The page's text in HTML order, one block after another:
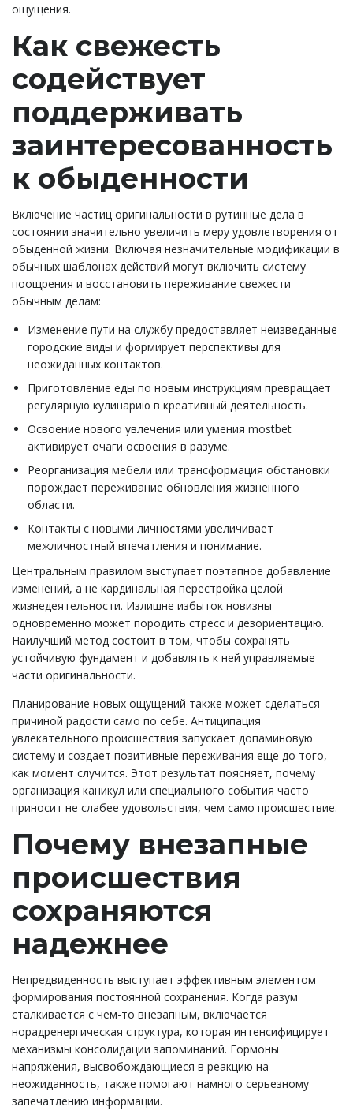
ощущения.
Как свежесть
содействует
поддерживать
заинтересованность
к обыденности
Включение частиц оригинальности в рутинные дела в
состоянии значительно увеличить меру удовлетворения от
обыденной жизни. Включая незначительные модификации в
обычных шаблонах действий могут включить систему
поощрения и восстановить переживание свежести
обычным делам:
Изменение пути на службу предоставляет неизведанные
городские виды и формирует перспективы для
неожиданных контактов.
Приготовление еды по новым инструкциям превращает
регулярную кулинарию в креативный деятельность.
Освоение нового увлечения или умения mostbet
активирует очаги освоения в разуме.
Реорганизация мебели или трансформация обстановки
порождает переживание обновления жизненного
области.
Контакты с новыми личностями увеличивает
межличностный впечатления и понимание.
Центральным правилом выступает поэтапное добавление
изменений, а не кардинальная перестройка целой
жизнедеятельности. Излишне избыток новизны
одновременно может породить стресс и дезориентацию.
Наилучший метод состоит в том, чтобы сохранять
устойчивую фундамент и добавлять к ней управляемые
части оригинальности.
Планирование новых ощущений также может сделаться
причиной радости само по себе. Антиципация
увлекательного происшествия запускает допаминовую
систему и создает позитивные переживания еще до того,
как момент случится. Этот результат поясняет, почему
организация каникул или специального события часто
приносит не слабее удовольствия, чем само происшествие.
Почему внезапные
происшествия
сохраняются
надежнее
Непредвиденность выступает эффективным элементом
формирования постоянной сохранения. Когда разум
сталкивается с чем-то внезапным, включается
норадренергическая структура, которая интенсифицирует
механизмы консолидации запоминаний. Гормоны
напряжения, высвобождающиеся в реакцию на
неожиданность, также помогают намного серьезному
запечатлению информации.